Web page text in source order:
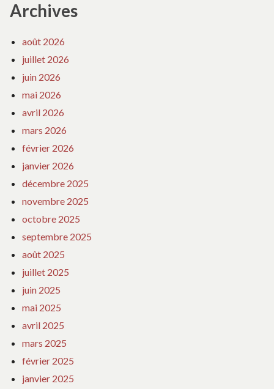
Archives
août 2026
juillet 2026
juin 2026
mai 2026
avril 2026
mars 2026
février 2026
janvier 2026
décembre 2025
novembre 2025
octobre 2025
septembre 2025
août 2025
juillet 2025
juin 2025
mai 2025
avril 2025
mars 2025
février 2025
janvier 2025